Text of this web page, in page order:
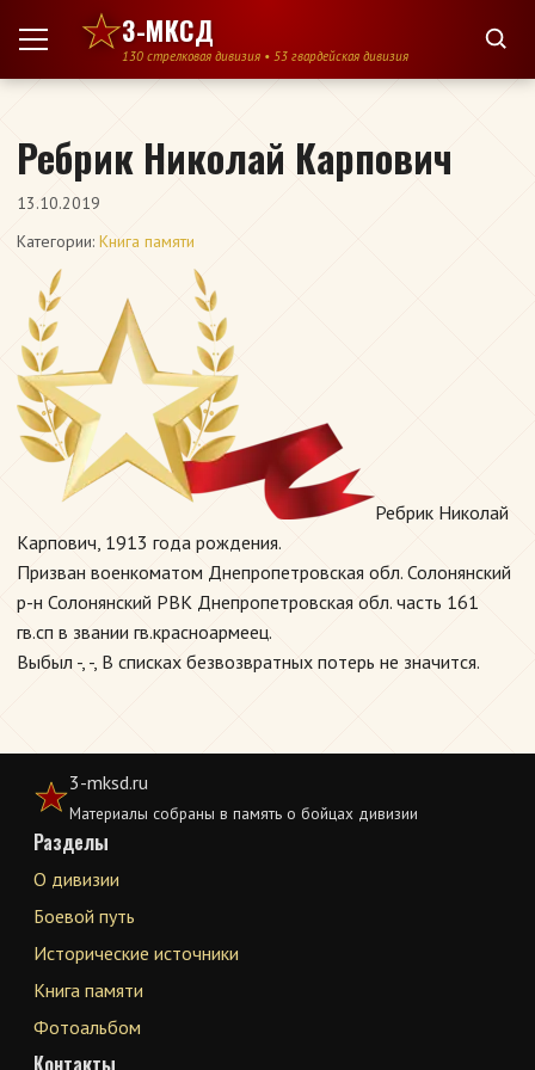
Перейти к содержимому
3-МКСД
130 стрелковая дивизия • 53 гвардейская дивизия
Ребрик Николай Карпович
13.10.2019
Категории: Книга памяти
Ребрик Николай
Карпович, 1913 года рождения.
Призван военкоматом Днепропетровская обл. Солонянский
р-н Солонянский РВК Днепропетровская обл. часть 161
гв.сп в звании гв.красноармеец.
Выбыл -, -, В списках безвозвратных потерь не значится.
3-mksd.ru
Материалы собраны в память о бойцах дивизии
Разделы
О дивизии
Боевой путь
Исторические источники
Книга памяти
Фотоальбом
Контакты